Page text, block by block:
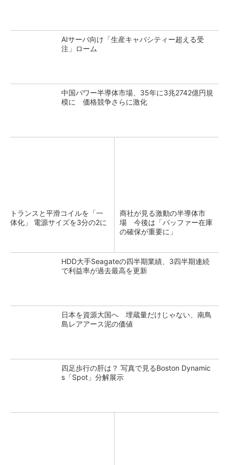
AIサーバ向け「生産キャパシティー超える受
注」ローム
中国パワー半導体市場、35年に3兆2742億円規
模に 価格競争さらに激化
トランスと平滑コイルを「一
体化」 電源サイズを3分の2に
商社が見る激動の半導体市
場 今後は「バッファー在庫
の確保が重要に」
HDD大手Seagateの四半期業績、3四半期連続
で利益率が過去最高を更新
日本を資源大国へ 埋蔵量だけじゃない、南鳥
島レアアース泥の価値
四足歩行の肝は？ 写真で見るBoston Dynamic
s「Spot」分解展示